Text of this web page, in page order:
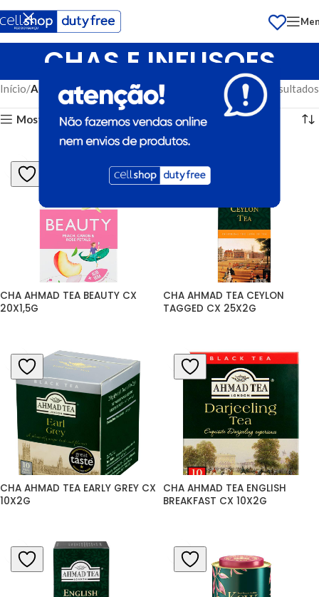
CHAS E INFUSOES
Início ALIMENTOS Exibindo 1–12 de 28 resultados
Mostrar barra lateral
CHA AHMAD TEA BEAUTY CX
20X1,5G
CHA AHMAD TEA CEYLON
TAGGED CX 25X2G
CHA AHMAD TEA EARLY GREY CX
10X2G
CHA AHMAD TEA ENGLISH
BREAKFAST CX 10X2G